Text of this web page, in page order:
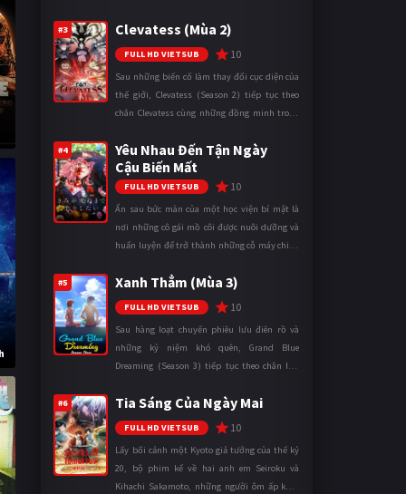
mặt trận. Dù sở hữu tài năn ...
#3 Clevatess (Mùa 2)
FULL HD VIETSUB 10
Sau những biến cố làm thay đổi cục diện của
thế giới, Clevatess (Season 2) tiếp tục theo
chân Clevatess cùng những đồng minh trong
loại đến bờ vực diệ ...
#4
Yêu Nhau Đến Tận Ngày
Cậu Biến Mất
FULL HD VIETSUB 10
Ẩn sau bức màn của một học viện bí mật là
nơi những cô gái mồ côi được nuôi dưỡng và
huấn luyện để trở thành những cỗ máy chiến
được xem là điều hiển nh ...
#5 Xanh Thẳm (Mùa 3)
FULL HD VIETSUB 10
Sau hàng loạt chuyến phiêu lưu điên rồ và
những kỷ niệm khó quên, Grand Blue
Dreaming (Season 3) tiếp tục theo chân Iori
trong những ngày tháng đại học đ ...
#6 Tia Sáng Của Ngày Mai
FULL HD VIETSUB 10
Lấy bối cảnh một Kyoto giả tưởng của thế kỷ
20, bộ phim kể về hai anh em Seiroku và
Kihachi Sakamoto, những người ôm ấp khát